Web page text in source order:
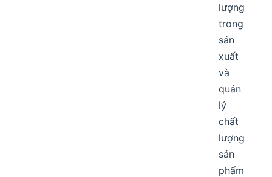
lượng
trong
sản
xuất
và
quản
lý
chất
lượng
sản
phẩm